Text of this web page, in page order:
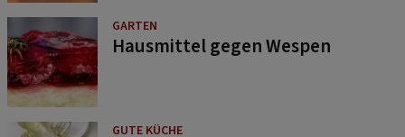
GARTEN
Hausmittel gegen Wespen
GUTE KÜCHE